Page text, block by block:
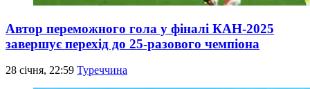
Автор переможного гола у фіналі КАН-2025
завершує перехід до 25-разового чемпіона
28 січня, 22:59 Туреччина